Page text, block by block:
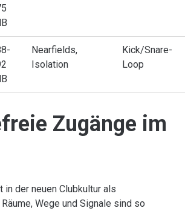
Nearfields,
Isolation
Kick/Snare-
Loop
Zugänge im
der neuen Clubkultur als
Wege und Signale sind so